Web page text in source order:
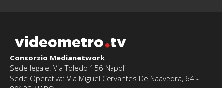
videometro tv
Consorzio Medianetwork
Sede legale: Via Toledo 156 Napoli
Sede Operativa: Via Miguel Cervantes De Saavedra, 64 -